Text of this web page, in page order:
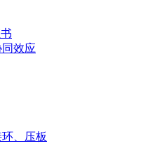
效应
、压板